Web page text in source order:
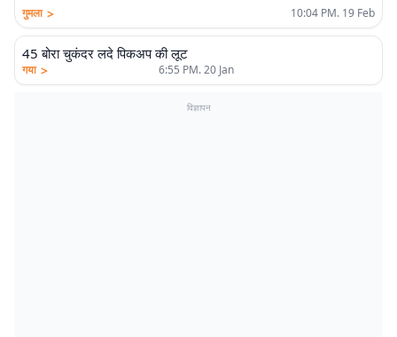
गुमला > 10:04 PM. 19 Feb
45 बोरा चुकंदर लदे पिकअप की लूट
गया > 6:55 PM. 20 Jan
विज्ञापन